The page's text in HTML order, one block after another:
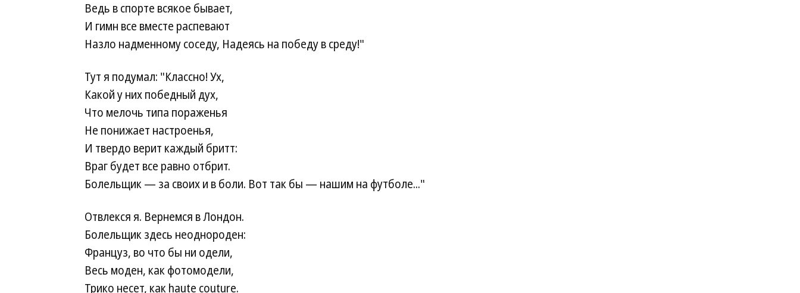
Ведь в спорте всякое бывает,
И гимн все вместе распевают
Назло надменному соседу, Надеясь на победу в среду!"
Тут я подумал: "Классно! Ух,
Какой у них победный дух,
Что мелочь типа пораженья
Не понижает настроенья,
И твердо верит каждый бритт:
Враг будет все равно отбрит.
Болельщик — за своих и в боли. Вот так бы — нашим на футболе..."
Отвлекся я. Вернемся в Лондон.
Болельщик здесь неоднороден:
Француз, во что бы ни одели,
Весь моден, как фотомодели,
Трико несет, как haute couture.